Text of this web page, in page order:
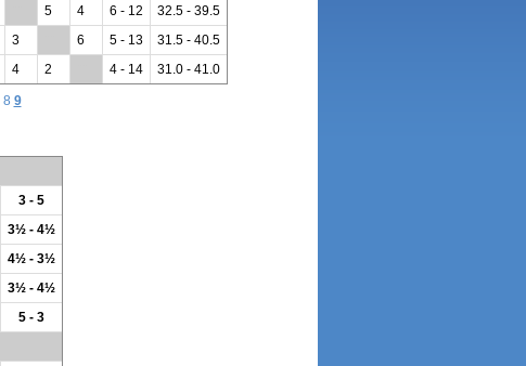
5 4 6 - 12
32.5 - 39.5
3 6 5 - 13
31.5 - 40.5
4 2 4 - 14 31.0 - 41.0
8 9
3 - 5
3½ - 4½
4½ - 3½
3½ - 4½
5 - 3